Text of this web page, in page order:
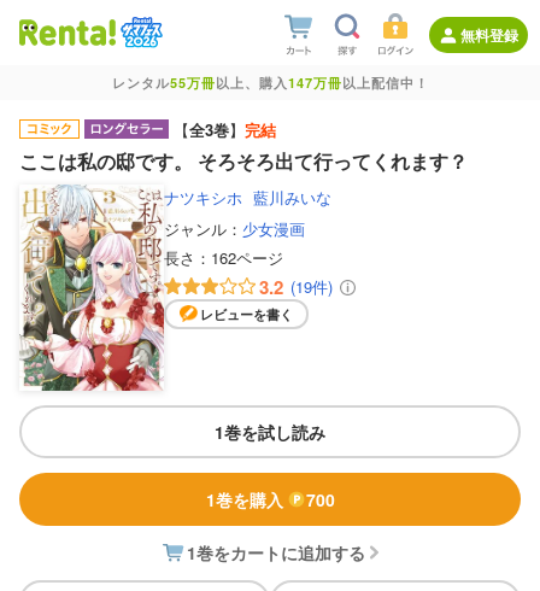
無料登録
レンタル55万冊以上、購入147万冊以上配信中！
【全3巻】 完結
ここは私の邸です。 そろそろ出て行ってくれます？
ナツキシホ 藍川みいな
ジャンル： 少女漫画
長さ： 162ページ
3.2 (19件)
レビューを書く
1巻を試し読み
1巻を購入 700
1巻をカートに追加する